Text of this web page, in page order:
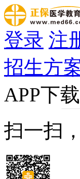
登录 注
招生方
APP下载
扫一扫